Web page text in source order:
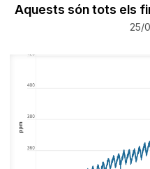
Aquests són tots els
25/